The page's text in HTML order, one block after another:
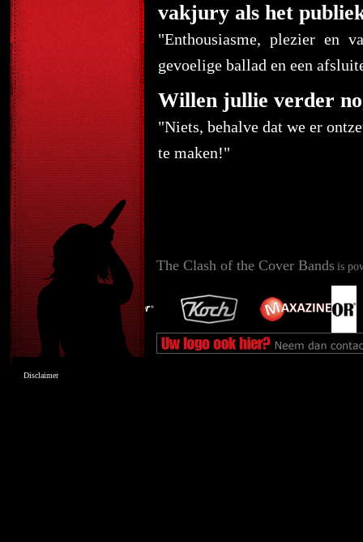
vakjury als het
"Enthousiasme, plezier en
gevoelige ballad en een
Willen jullie verder
"Niets, behalve dat we er
te maken!"
The Clash of the Cover Bands is
Disclaimer